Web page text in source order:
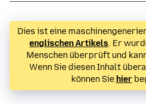
Dies ist eine
englischen Artikels. Er
Menschen überprüft und
Wenn Sie diesen Inhalt
können Sie hier